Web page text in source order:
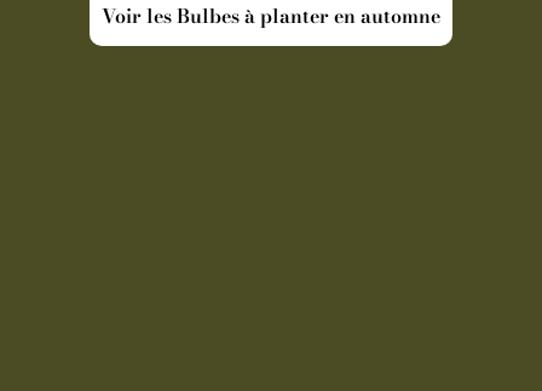
Voir les Bulbes à planter en automne